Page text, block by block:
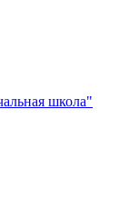
школа"